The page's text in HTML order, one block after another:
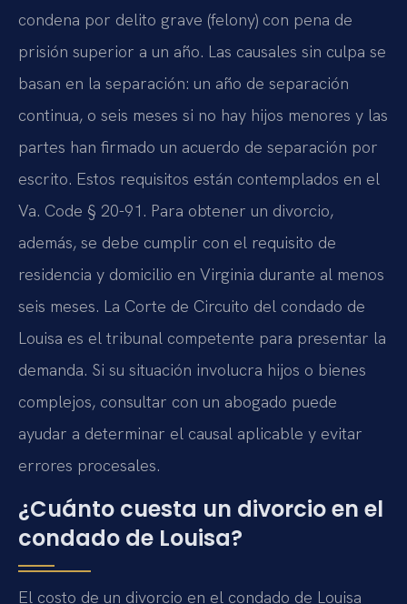
condena por delito grave (felony) con pena de
prisión superior a un año. Las causales sin culpa se
basan en la separación: un año de separación
continua, o seis meses si no hay hijos menores y las
partes han firmado un acuerdo de separación por
escrito. Estos requisitos están contemplados en el
Va. Code § 20-91. Para obtener un divorcio,
además, se debe cumplir con el requisito de
residencia y domicilio en Virginia durante al menos
seis meses. La Corte de Circuito del condado de
Louisa es el tribunal competente para presentar la
demanda. Si su situación involucra hijos o bienes
complejos, consultar con un abogado puede
ayudar a determinar el causal aplicable y evitar
errores procesales.
¿Cuánto cuesta un divorcio en el
condado de Louisa?
El costo de un divorcio en el condado de Louisa